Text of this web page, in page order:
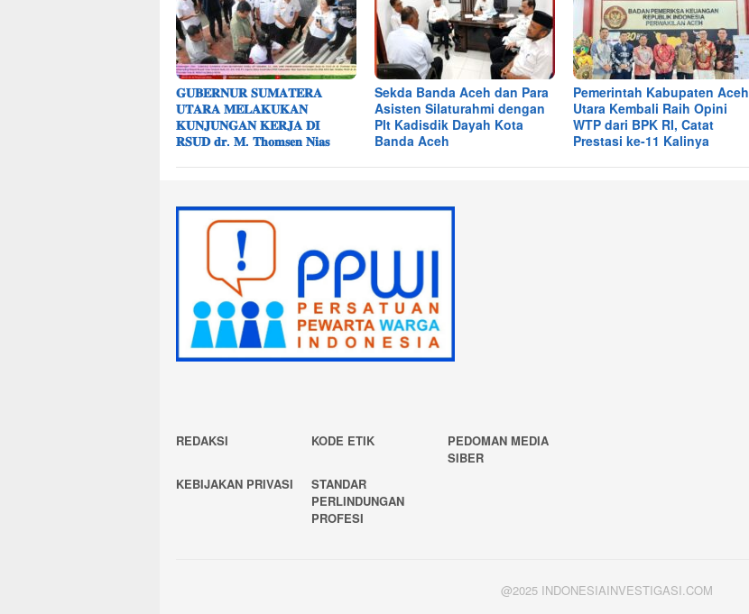
𝐆𝐔𝐁𝐄𝐑𝐍𝐔𝐑 𝐒𝐔𝐌𝐀𝐓𝐄𝐑𝐀
𝐔𝐓𝐀𝐑𝐀 𝐌𝐄𝐋𝐀𝐊𝐔𝐊𝐀𝐍
𝐊𝐔𝐍𝐉𝐔𝐍𝐆𝐀𝐍 𝐊𝐄𝐑𝐉𝐀 𝐃𝐈
𝐑𝐒𝐔𝐃 𝐝𝐫. 𝐌. 𝐓𝐡𝐨𝐦𝐬𝐞𝐧 𝐍𝐢𝐚𝐬
Sekda Banda Aceh dan Para
Asisten Silaturahmi dengan
Plt Kadisdik Dayah Kota
Banda Aceh
Pemerintah Kabupaten Aceh
Utara Kembali Raih Opini
WTP dari BPK RI, Catat
Prestasi ke-11 Kalinya
REDAKSI KODE ETIK
PEDOMAN MEDIA
SIBER
KEBIJAKAN PRIVASI
STANDAR
PERLINDUNGAN
PROFESI
@2025 INDONESIAINVESTIGASI.COM